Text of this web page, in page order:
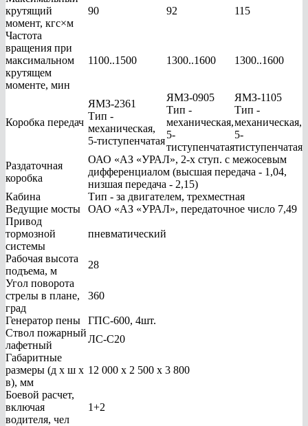
крутящий
момент, кгс×м
90 92 115
Частота
вращения при
максимальном
крутящем
моменте, мин
1100..1500 1300..1600 1300..1600
Коробка передач
ЯМЗ-2361
Тип -
механическая,
5-тиступенчатая
ЯМЗ-0905
Тип -
механическая,
5-
тиступенчатая
ЯМЗ-1105
Тип -
механическая,
5-
тиступенчатая
Раздаточная
коробка
ОАО «АЗ «УРАЛ», 2-х ступ. с межосевым
дифференциалом (высшая передача - 1,04,
низшая передача - 2,15)
Кабина
Тип - за двигателем, трехместная
Ведущие мосты
ОАО «АЗ «УРАЛ», передаточное число 7,49
Привод
тормозной
системы
пневматический
Рабочая высота
подъема, м
28
Угол поворота
стрелы в плане,
град
360
Генератор пены
ГПС-600, 4шт.
Ствол пожарный
лафетный
ЛС-С20
Габаритные
размеры (д х ш х
в), мм
12 000 x 2 500 x 3 800
Боевой расчет,
включая
водителя, чел
1+2